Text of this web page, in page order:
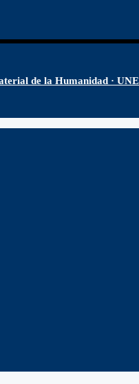
de la Humanidad ·